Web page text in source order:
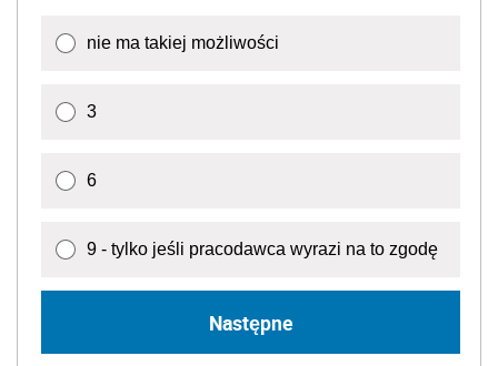
nie ma takiej możliwości
3
6
9 - tylko jeśli pracodawca wyrazi na to zgodę
Następne